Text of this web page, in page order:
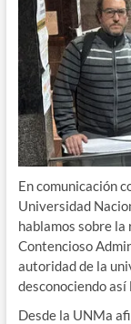
En comunicación
Universidad
hablamos sobre la
Contencioso
autoridad de la
desconociendo
Desde la UNMa